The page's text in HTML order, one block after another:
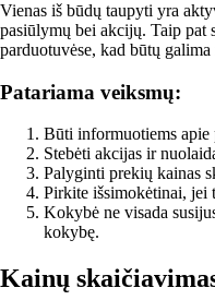
Vienas iš būdų taupyti yra
pasiūlymų bei akcijų. Taip pat
parduotuvėse, kad būtų
Patariama veiksmų:
Būti informuotiems
Stebėti akcijas ir
Palyginti prekių kainas
Pirkite išsimokėtinai, jei
Kokybė ne visada
kokybę.
Kainų